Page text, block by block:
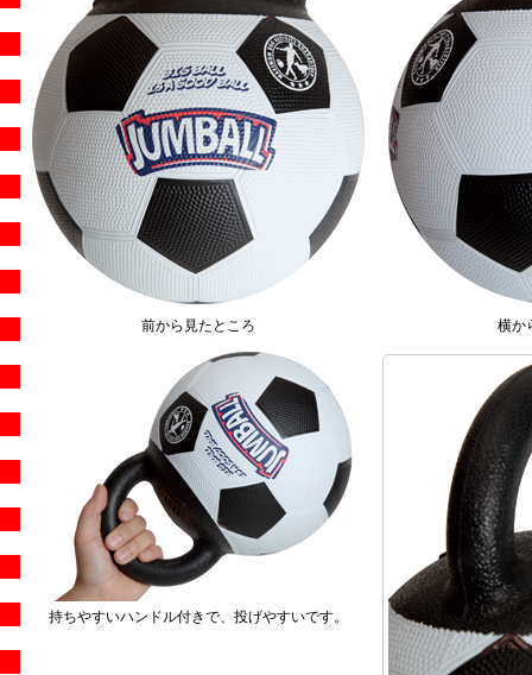
前から見たところ 横か
持ちやすいハンドル付きで、投げやすいです。